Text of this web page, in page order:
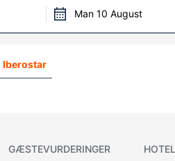
Man 10 August
Iberostar
GÆSTEVURDERINGER